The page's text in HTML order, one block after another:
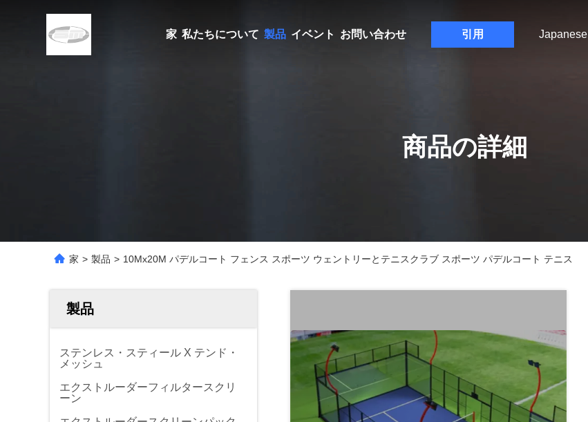
家 私たちについて 製品 イベント お問い合わせ 引用 Japanese
商品の詳細
家 > 製品 > 10Mx20M パデルコート フェンス スポーツ ウェントリーとテニスクラブ スポーツ パデルコート テニス
製品
ステンレス・スティール X テンド・
メッシュ
エクストルーダーフィルタースクリ
ーン